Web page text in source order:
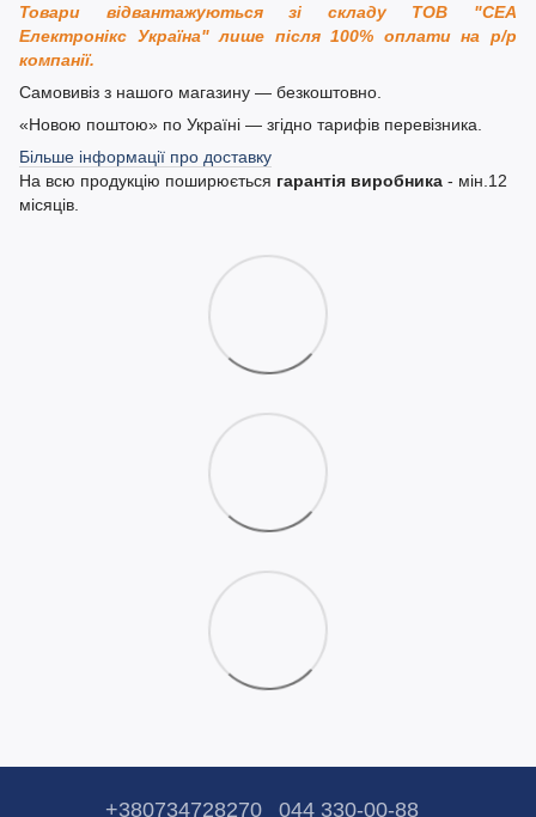
Товари відвантажуються зі складу ТОВ "СЕА
Електронікс Україна" лише після 100% оплати на р/р
компанії.
Самовивіз з нашого магазину — безкоштовно.
«Новою поштою» по Україні — згідно тарифів перевізника.
Більше інформації про доставку
На всю продукцію поширюється гарантія виробника - мін.12
місяців.
+380734728270 044 330-00-88